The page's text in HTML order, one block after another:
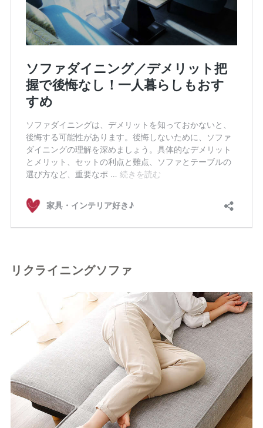
リクライニングソファ